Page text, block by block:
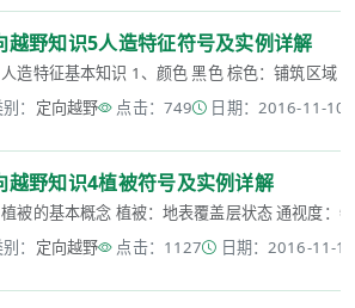
越野知识5人造特征符号及实例详解
造特征基本知识 1、颜色 黑色 棕色：铺筑区域
： 定向越野 点击：749 日期：2016-11-10
越野知识4植被符号及实例详解
被的基本概念 植被：地表覆盖层状态 通视度：
： 定向越野 点击：1127 日期：2016-11-